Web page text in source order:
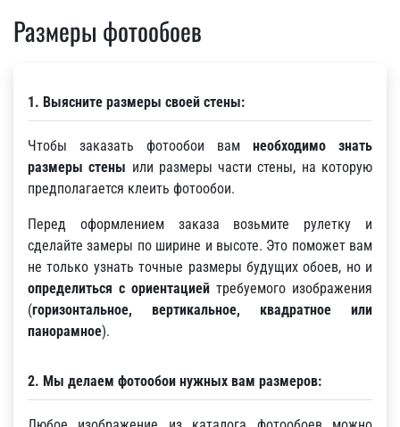
Размеры фотообоев
1. Выясните размеры своей стены:
Чтобы заказать фотообои вам необходимо знать
размеры стены или размеры части стены, на которую
предполагается клеить фотообои.
Перед оформлением заказа возьмите рулетку и
сделайте замеры по ширине и высоте. Это поможет вам
не только узнать точные размеры будущих обоев, но и
определиться с ориентацией требуемого изображения
(горизонтальное, вертикальное, квадратное или
панорамное).
2. Мы делаем фотообои нужных вам размеров: